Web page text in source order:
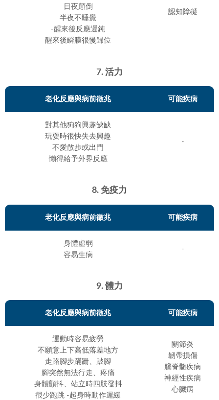
日夜顛倒
半夜不睡覺
-醒來後反應遲鈍
醒來後瞬膜很慢歸位
認知障礙
7. 活力
老化反應與病前徵兆 可能疾病
對其他狗狗興趣缺缺
玩耍時很快失去興趣
不愛散步或出門
懶得給予外界反應
-
8. 免疫力
老化反應與病前徵兆 可能疾病
身體虛弱
容易生病
-
9. 體力
老化反應與病前徵兆 可能疾病
運動時容易疲勞
不願意上下高低落差地方
走路腳步蹣跚、跛腳
腳突然無法行走、疼痛
身體顫抖、站立時四肢發抖
很少跑跳 -起身時動作遲緩
關節炎
韌帶損傷
腦脊髓疾病
神經性疾病
心臟病